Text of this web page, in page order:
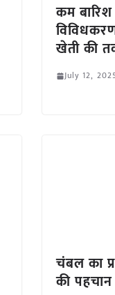
कम
खेती की
July 12,
चंबल का
की पहचान